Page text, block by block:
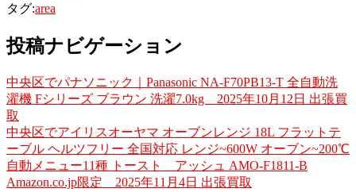
タグ:area
投稿ナビゲーション
中央区でパナソニック｜Panasonic NA-F70PB13-T 全自動洗
濯機 Fシリーズ ブラウン 洗濯7.0kg 2025年10月12日 出張買
取
中央区でアイリスオーヤマ オーブンレンジ 18L フラットテ
ーブル ヘルツフリー 全国対応 レンジ~600W オーブン~200℃
自動メニュー11種 トースト アッシュ AMO-F1811-B
Amazon.co.jp限定 2025年11月4日 出張買取